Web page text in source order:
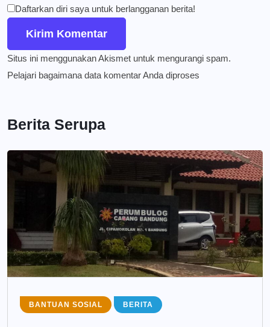
Daftarkan diri saya untuk berlangganan berita!
Situs ini menggunakan Akismet untuk mengurangi spam.
Pelajari bagaimana data komentar Anda diproses
Berita Serupa
BANTUAN SOSIAL BERITA